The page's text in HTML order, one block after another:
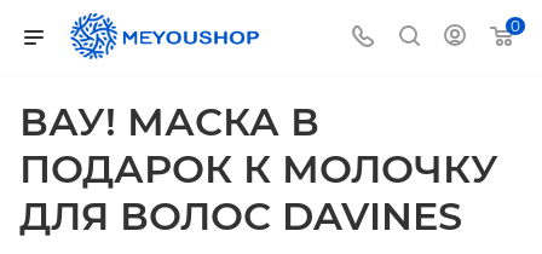
0
ВАУ! МАСКА В
ПОДАРОК К МОЛОЧКУ
ДЛЯ ВОЛОС DAVINES